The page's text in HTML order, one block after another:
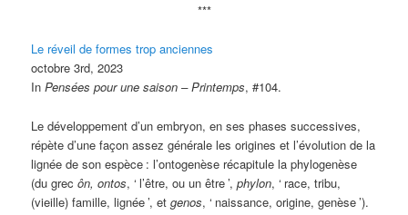
***
Le réveil de formes trop anciennes
octobre 3rd, 2023
InPensées pour une saison – Printemps, #104.
Le développement d’un embryon, en ses phases successives,
répète d’une façon assez générale les origines et l’évolution de la
lignée de son espèce : l’ontogenèse récapitule la phylogenèse
(du grecôn, ontos, ‘ l’être, ou un être’,phylon, ‘ race, tribu,
(vieille) famille, lignée’, etgenos, ‘ naissance, origine, genèse’).